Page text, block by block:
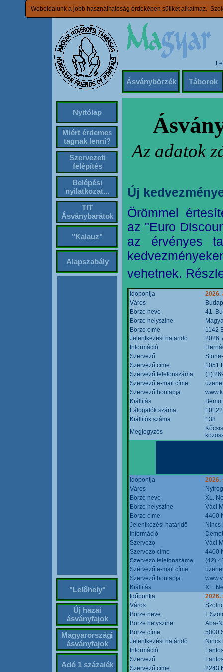
Weboldalunk a jobb használhatóság érdekében sütiket alkalmaz.
Ásványbörzék Táborok
Nyitólap
Miért érdemes
tagnak lenni?
Szervezeti
felépítés
Belépési
nyilatkozat...
TIT
Ásványbarátok
"Kalauz"
Alapszabály
"Lelőhely"
Új hazai
ásványfajok
Magyarországi
ásványfajok
Adó 1 százalék
Az adatok
Új
Örömmel
az "Euro
az érvényes
vehetnek.
Időpontja
2026.
Város
Börze neve
41.
Börze helyszíne
Börze címe
1142
Jelentkezési határidő
2026.
Információ
Szervező
Szervező címe
1051
Szervező telefonszáma
(1)
Szervező e-mail címe
Szervező honlapja
Kiállítás
Látogatók száma
10122
Kiállítók száma
138
Megjegyzés
Időpontja
2026.
Város
Börze neve
XL.
Börze helyszíne
Váci
Börze címe
4400
Jelentkezési határidő
Nincs
Információ
Szervező
Váci
Szervező címe
4400
Szervező telefonszáma
(42)
Szervező e-mail címe
Szervező honlapja
Kiállítás
XL.
Időpontja
2026.
Város
Börze neve
I.
Börze helyszíne
Aba-
Börze címe
5000
Jelentkezési határidő
Nincs
Információ
Szervező
Szervező címe
2243